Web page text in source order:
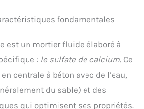
fondamentales
est un mortier fluide élaboré à
: le sulfate de calcium. Ce
centrale à béton avec de l’eau,
du sable) et des
qui optimisent ses propriétés.